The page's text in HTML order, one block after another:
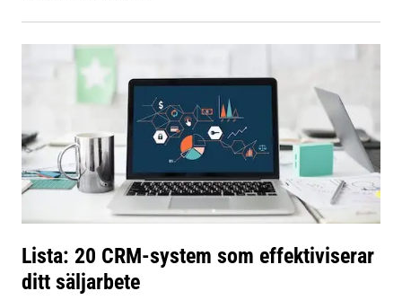
Lista: 20 CRM-system som effektiviserar
ditt säljarbete